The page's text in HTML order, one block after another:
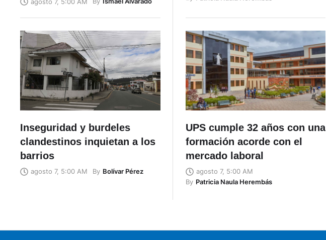
Inseguridad y burdeles
clandestinos inquietan a los
barrios
agosto 7, 5:00 AM By Bolívar Pérez
UPS cumple 32 años con una
formación acorde con el
mercado laboral
agosto 7, 5:00 AM
By Patricia Naula Herembás